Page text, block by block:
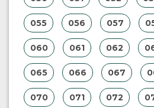
055 056 057
060 061 062
065 066 067
070 071 072